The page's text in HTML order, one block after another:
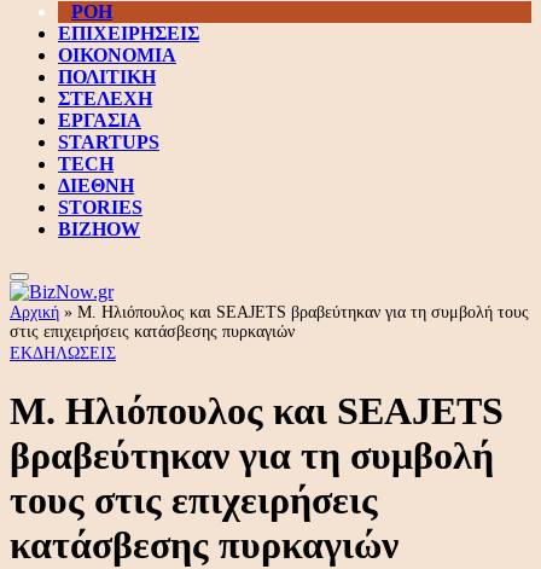
ΡΟΗ
ΕΠΙΧΕΙΡΗΣΕΙΣ
ΟΙΚΟΝΟΜΙΑ
ΠΟΛΙΤΙΚΗ
ΣΤΕΛΕΧΗ
ΕΡΓΑΣΙΑ
STARTUPS
TECH
ΔΙΕΘΝΗ
STORIES
BIZHOW
Αρχική » Μ. Ηλιόπουλος και SEAJETS βραβεύτηκαν για τη συμβολή τους
στις επιχειρήσεις κατάσβεσης πυρκαγιών
ΕΚΔΗΛΩΣΕΙΣ
Μ. Ηλιόπουλος και SEAJETS
βραβεύτηκαν για τη συμβολή
τους στις επιχειρήσεις
κατάσβεσης πυρκαγιών